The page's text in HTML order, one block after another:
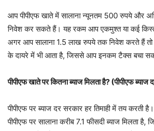
आप पीपीएफ खाते में सालाना न्यूनतम 500 रुपये और
निवेश कर सकते हैं। यह रकम आप एकमुश्त या कई
अगर आप सालाना 1.5 लाख रुपये तक निवेश करते हैं
के दायरे में भी आता है, जिससे आप इनकम टैक्स बचा
पीपीएफ खाते पर कितना ब्याज मिलता है? (पीपीएफ ब्याज
पीपीएफ पर ब्याज दर सरकार हर तिमाही में तय
पीपीएफ पर सालाना करीब 7.1 फीसदी ब्याज मिलता